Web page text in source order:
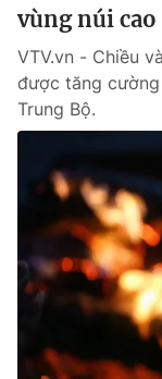
vùng núi cao
VTV.vn - Chiều
được tăng
Trung Bộ.